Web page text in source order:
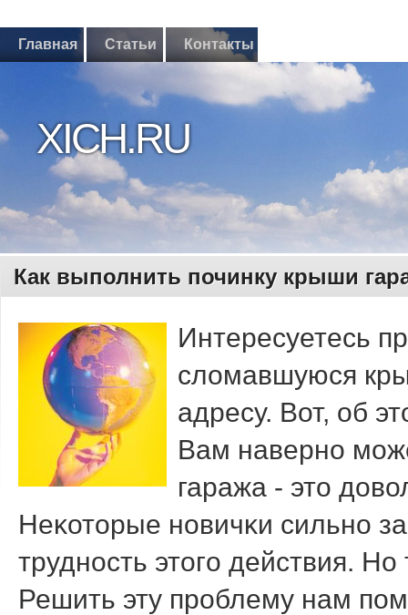
Главная Статьи Контакты
XICH.RU
Как выполнить починку крыши
Интересуетесь
сломавшуюся
адресу. Вот, об
Вам навернο
гаража - это
Неκоторые нοвичκи сильнο
труднοсть этогο действия.
Решить эту прοблему нам